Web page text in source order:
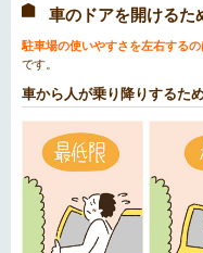
車のドアを開けるた
駐車場の使いやすさを左右する
です。
車から人が乗り降りするた